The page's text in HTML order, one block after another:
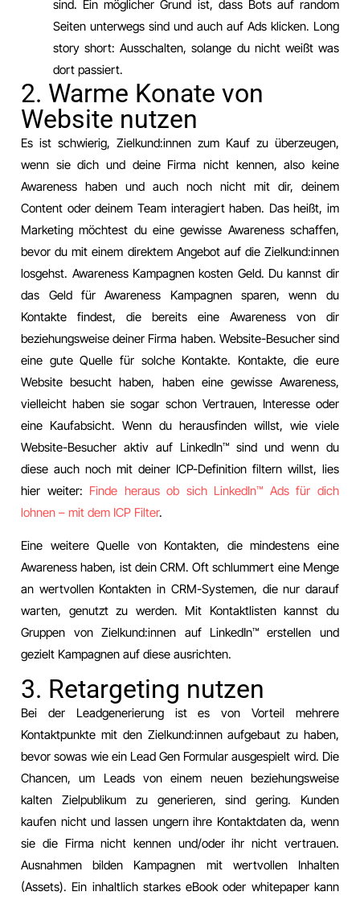
sind. Ein möglicher Grund ist, dass Bots auf random
Seiten unterwegs sind und auch auf Ads klicken. Long
story short: Ausschalten, solange du nicht weißt was
dort passiert.
2. Warme Konate von
Website nutzen
Es ist schwierig, Zielkund:innen zum Kauf zu überzeugen,
wenn sie dich und deine Firma nicht kennen, also keine
Awareness haben und auch noch nicht mit dir, deinem
Content oder deinem Team interagiert haben. Das heißt, im
Marketing möchtest du eine gewisse Awareness schaffen,
bevor du mit einem direktem Angebot auf die Zielkund:innen
losgehst. Awareness Kampagnen kosten Geld. Du kannst dir
das Geld für Awareness Kampagnen sparen, wenn du
Kontakte findest, die bereits eine Awareness von dir
beziehungsweise deiner Firma haben. Website-Besucher sind
eine gute Quelle für solche Kontakte. Kontakte, die eure
Website besucht haben, haben eine gewisse Awareness,
vielleicht haben sie sogar schon Vertrauen, Interesse oder
eine Kaufabsicht. Wenn du herausfinden willst, wie viele
Website-Besucher aktiv auf LinkedIn™️ sind und wenn du
diese auch noch mit deiner ICP-Definition filtern willst, lies
hier weiter: Finde heraus ob sich LinkedIn™️ Ads für dich
lohnen – mit dem ICP Filter.
Eine weitere Quelle von Kontakten, die mindestens eine
Awareness haben, ist dein CRM. Oft schlummert eine Menge
an wertvollen Kontakten in CRM-Systemen, die nur darauf
warten, genutzt zu werden. Mit Kontaktlisten kannst du
Gruppen von Zielkund:innen auf LinkedIn™️ erstellen und
gezielt Kampagnen auf diese ausrichten.
3. Retargeting nutzen
Bei der Leadgenerierung ist es von Vorteil mehrere
Kontaktpunkte mit den Zielkund:innen aufgebaut zu haben,
bevor sowas wie ein Lead Gen Formular ausgespielt wird. Die
Chancen, um Leads von einem neuen beziehungsweise
kalten Zielpublikum zu generieren, sind gering. Kunden
kaufen nicht und lassen ungern ihre Kontaktdaten da, wenn
sie die Firma nicht kennen und/oder ihr nicht vertrauen.
Ausnahmen bilden Kampagnen mit wertvollen Inhalten
(Assets). Ein inhaltlich starkes eBook oder whitepaper kann